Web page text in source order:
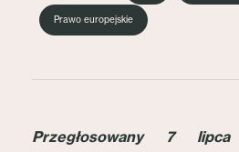
Prawo europejskie
Przegłosowany 7